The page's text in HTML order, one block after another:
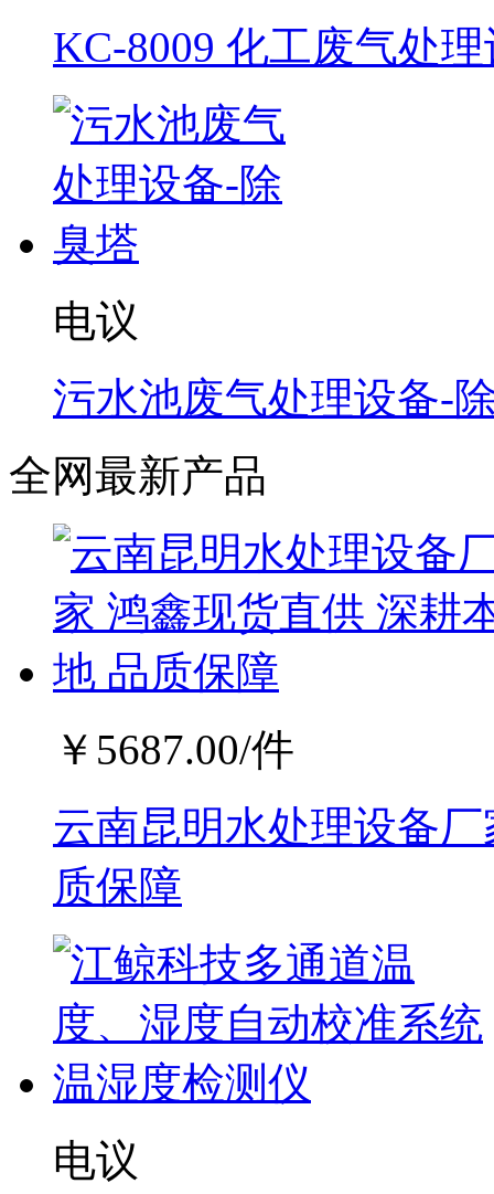
KC-8009 化工废气处
电议
污水池废气处理设备-
全网最新产品
￥ 5687.00/件
云南昆明水处理设备
质保障
电议